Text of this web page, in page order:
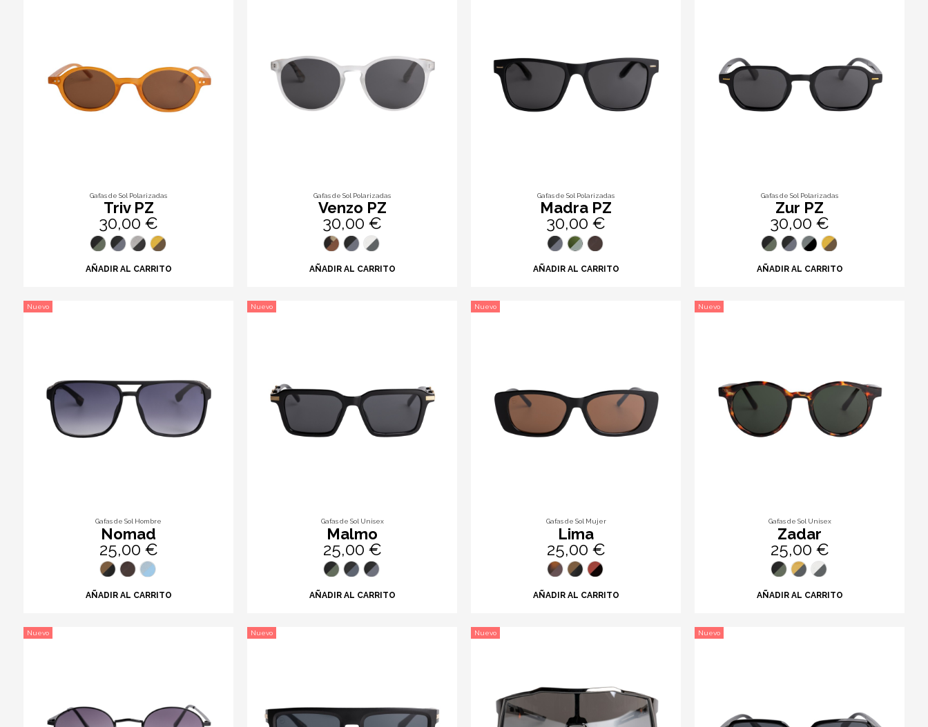
Gafas de Sol Polarizadas
Triv PZ
30,00 €
AÑADIR AL CARRITO
Gafas de Sol Polarizadas
Venzo PZ
30,00 €
AÑADIR AL CARRITO
Gafas de Sol Polarizadas
Madra PZ
30,00 €
AÑADIR AL CARRITO
Gafas de Sol Polarizadas
Zur PZ
30,00 €
AÑADIR AL CARRITO
Nuevo
Gafas de Sol Hombre
Nomad
25,00 €
AÑADIR AL CARRITO
Nuevo
Gafas de Sol Unisex
Malmo
25,00 €
AÑADIR AL CARRITO
Nuevo
Gafas de Sol Mujer
Lima
25,00 €
AÑADIR AL CARRITO
Nuevo
Gafas de Sol Unisex
Zadar
25,00 €
AÑADIR AL CARRITO
Nuevo Nuevo Nuevo Nuevo